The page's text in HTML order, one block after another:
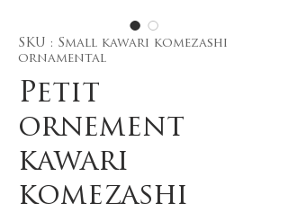
SKU : Small kawari komezashi
ornamental
Petit
ornement
kawari
komezashi